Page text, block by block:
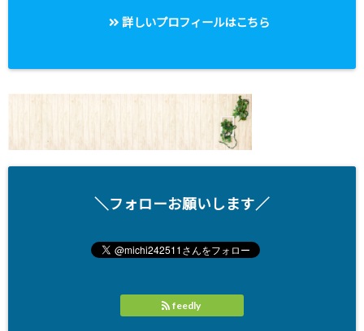
詳しいプロフィールはこちら
＼フォローお願いします／
feedly